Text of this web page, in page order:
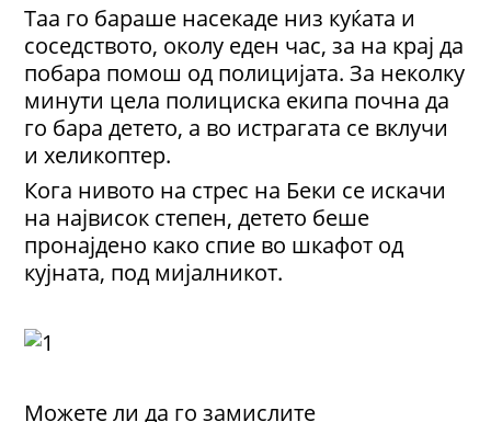
Таа го бараше насекаде низ куќата и
соседството, околу еден час, за на крај да
побара помош од полицијата. За неколку
минути цела полициска екипа почна да
го бара детето, а во истрагата се вклучи
и хеликоптер.
Кога нивото на стрес на Беки се искачи
на највисок степен, детето беше
пронајдено како спие во шкафот од
кујната, под мијалникот.
Можете ли да го замислите